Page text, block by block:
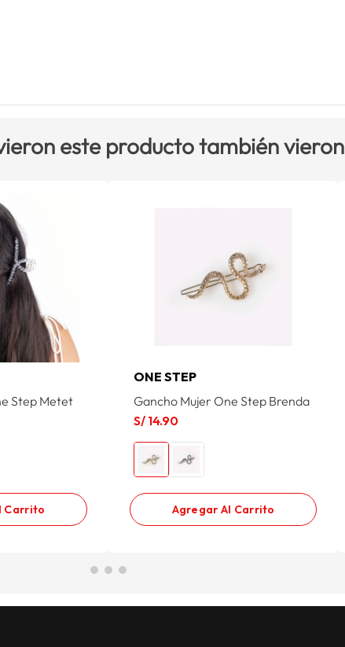
este producto también vieron
Step Metet
Carrito
ONE STEP
Gancho Mujer One Step Brenda
S/ 14.90
Agregar Al Carrito